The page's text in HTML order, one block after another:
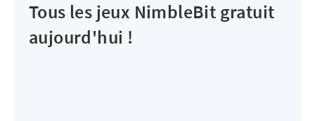
Tous les jeux NimbleBit gratuit
aujourd'hui !